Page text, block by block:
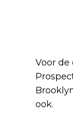
Voor de
ook.